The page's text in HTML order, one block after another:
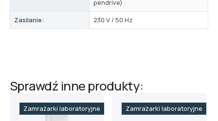
pendrive)
Zasilanie:
230 V / 50 Hz
Sprawdź inne produkty:
Zamrażarki laboratoryjne Zamrażarki laboratoryjne